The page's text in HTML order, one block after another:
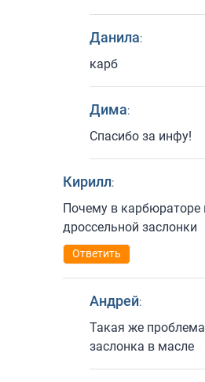
Данила:
карб
Дима:
Спасибо за инфу!
Кирилл:
Почему в карбюраторе
дроссельной заслонки
Ответить
Андрей:
Такая же
заслонка в масле